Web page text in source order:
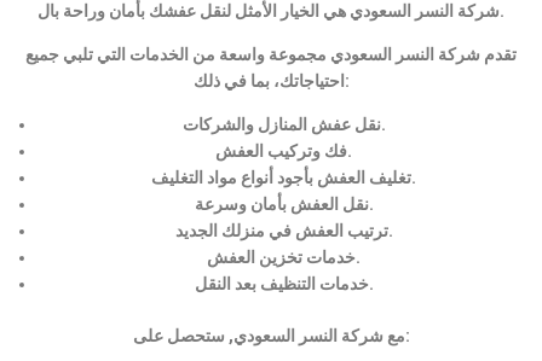
شركة النسر السعودي هي الخيار الأمثل لنقل عفشك بأمان وراحة بال.
تقدم شركة النسر السعودي مجموعة واسعة من الخدمات التي تلبي جميع
احتياجاتك، بما في ذلك:
نقل عفش المنازل والشركات.
فك وتركيب العفش.
تغليف العفش بأجود أنواع مواد التغليف.
نقل العفش بأمان وسرعة.
ترتيب العفش في منزلك الجديد.
خدمات تخزين العفش.
خدمات التنظيف بعد النقل.
مع شركة النسر السعودي, ستحصل على: